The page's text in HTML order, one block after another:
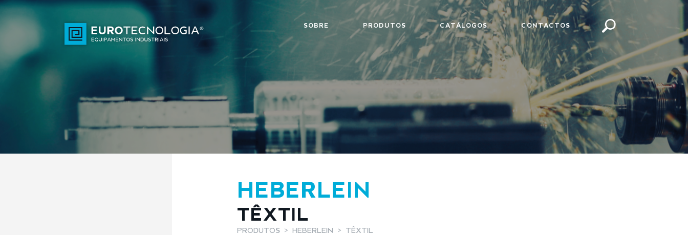
SOBRE PRODUTOS CATÁLOGOS CONTACTOS
HEBERLEIN
TÊXTIL
PRODUTOS HEBERLEIN TÊXTIL